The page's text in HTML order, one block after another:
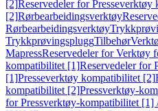
[2]Reservedeler for Presseverktøy
[2]Rørbearbeidingsverktøy
Rørbearbeidingsverktøy
TrykkprøvingspluggTilbehør
MapressReservedeler for Verktøy
kompatibilitet [1]Reservedeler for
[1]Presseverktøy kompatibilitet [2]
kompatibilitet [2]Pressverktøy-
for Pressverktøy-kompatibilitet [1]